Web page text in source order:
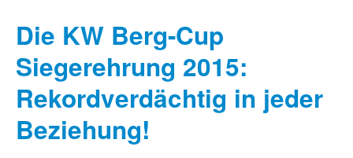
Die KW Berg-Cup
Siegerehrung 2015:
Rekordverdächtig in jeder
Beziehung!